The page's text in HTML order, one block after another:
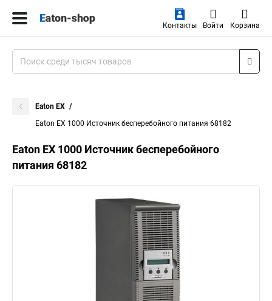
Контакты Войти Корзина
Eaton EX
Eaton EX 1000 Источник бесперебойного питания 68182
Eaton EX 1000 Источник бесперебойного
питания 68182